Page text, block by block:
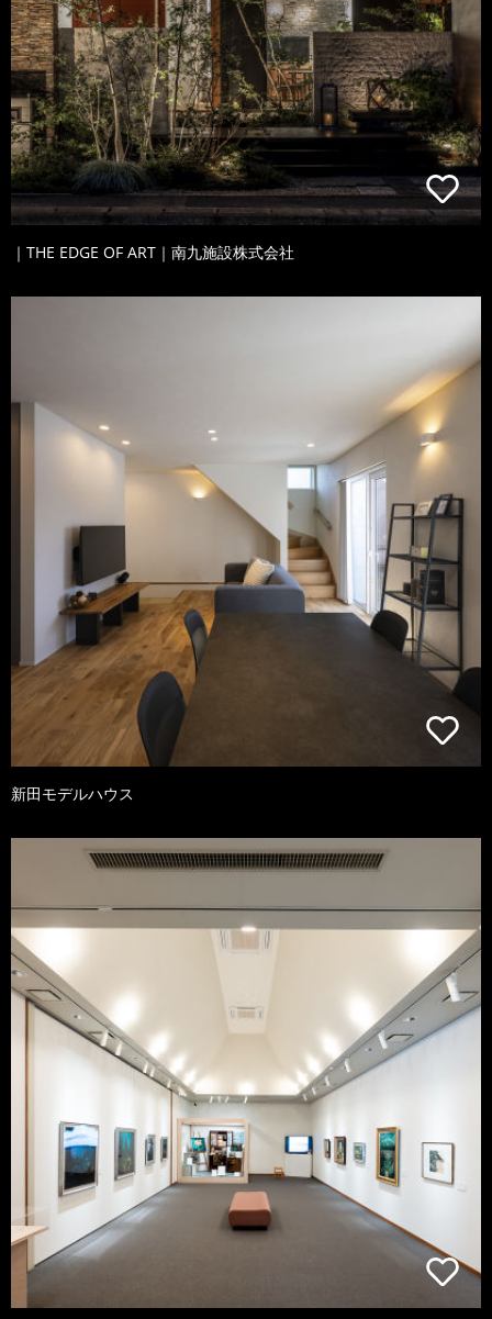
｜THE EDGE OF ART｜南九施設株式会社
新田モデルハウス